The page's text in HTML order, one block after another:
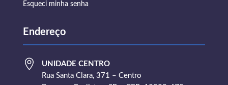
Esqueci minha senha
Endereço

UNIDADE CENTRO
Rua Santa Clara, 371 – Centro